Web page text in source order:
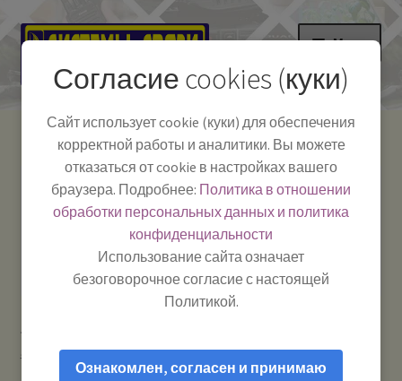
Перейти
навигации
Перейти
содержимому
Меню
Как пользоваться
Полезная информация
Мой аккаунт
Системы Связи:
г. Красноярск, ул.
Работаем:Пн-Пт:
10:00–18:00
-
Телефон:+7-
391-249-1040
Тел.|WA|Telegram:
+79029904090
автомобильные для радио и телевидения
TV MAG Optim —
Крепление (основание) для автомобильной телевизионной
Согласие cookies (куки)
Сайт использует cookie (куки) для обеспечения
корректной работы и аналитики. Вы можете
отказаться от cookie в настройках вашего
браузера. Подробнее: Политика в отношении
обработки персональных данных и политика
конфиденциальности
Использование сайта означает
безоговорочное согласие с настоящей
Политикой.
Ознакомлен, согласен и принимаю